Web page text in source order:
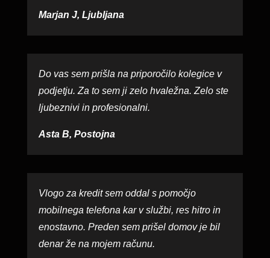
Marjan J, Ljubljana
Do vas sem prišla na priporočilo kolegice v
podjetju. Za to sem ji zelo hvaležna. Zelo ste
ljubeznivi in profesionalni.
Asta B, Postojna
Vlogo za kredit sem oddal s pomočjo
mobilnega telefona kar v službi, res hitro in
enostavno. Preden sem prišel domov je bil
denar že na mojem računu.